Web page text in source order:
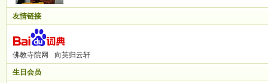
友情链接
佛教寺院网 向英归云轩
生日会员